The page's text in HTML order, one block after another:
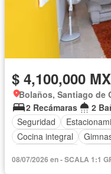
$ 4,100,000
Bolaños, Santiago de
2 Recámaras
2
Seguridad
Cocina integral
Gas natural
Zonas
08/07/2026 en - SCALA 1:1